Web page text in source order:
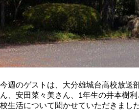
今週のゲストは、大分雄城台高校放送
ん、安田菜々美さん、1年生の井本樹
校生活について聞かせていただきまし